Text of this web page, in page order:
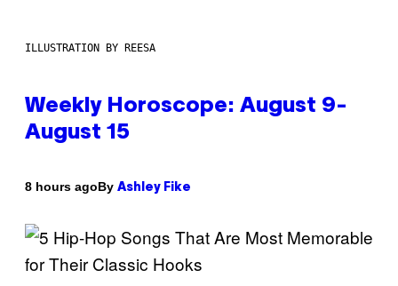
ILLUSTRATION BY REESA
Weekly Horoscope: August 9-
August 15
8 hours agoBy Ashley Fike